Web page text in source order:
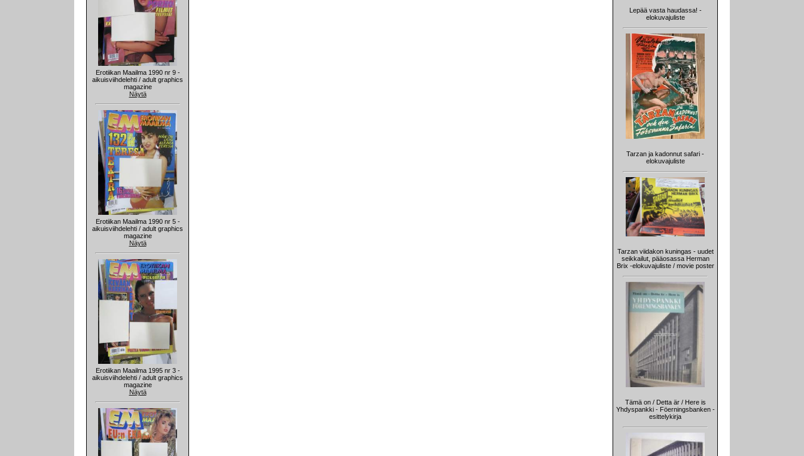
Erotiikan Maailma 1990 nr 9 -
aikuisviihdelehti / adult graphics
magazine
Näytä
Erotiikan Maailma 1990 nr 5 -
aikuisviihdelehti / adult graphics
magazine
Näytä
Erotiikan Maailma 1995 nr 3 -
aikuisviihdelehti / adult graphics
magazine
Näytä
Lepää vasta haudassa! -
elokuvajuliste
Tarzan ja kadonnut safari -
elokuvajuliste
Tarzan viidakon kuningas - uudet
seikkailut, pääosassa Herman
Brix -elokuvajuliste / movie poster
Tämä on / Detta är / Here is
Yhdyspankki - Föerningsbanken -
esittelykirja